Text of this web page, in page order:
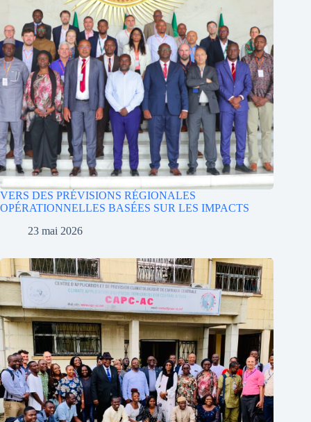
VERS DES PRÉVISIONS RÉGIONALES
OPÉRATIONNELLES BASÉES SUR LES IMPACTS
23 mai 2026